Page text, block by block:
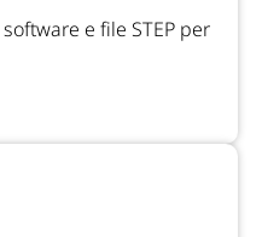
e file STEP per